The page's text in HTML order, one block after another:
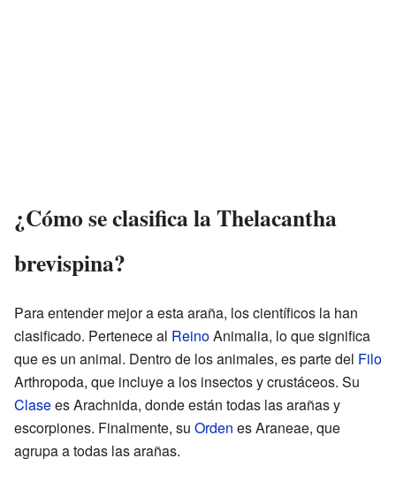
¿Cómo se clasifica la Thelacantha
brevispina?
Para entender mejor a esta araña, los científicos la han
clasificado. Pertenece al ReinoAnimalia, lo que significa
que es un animal. Dentro de los animales, es parte del Filo
Arthropoda, que incluye a los insectos y crustáceos. Su
Clasees Arachnida, donde están todas las arañas y
escorpiones. Finalmente, su Orden es Araneae, que
agrupa a todas las arañas.